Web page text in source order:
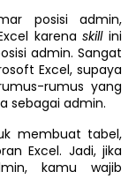
posisi admin,
karenaskillini
admin. Sangat
Excel, supaya
rumus yang
sebagai admin.
membuat tabel,
Excel. Jadi, jika
kamu wajib